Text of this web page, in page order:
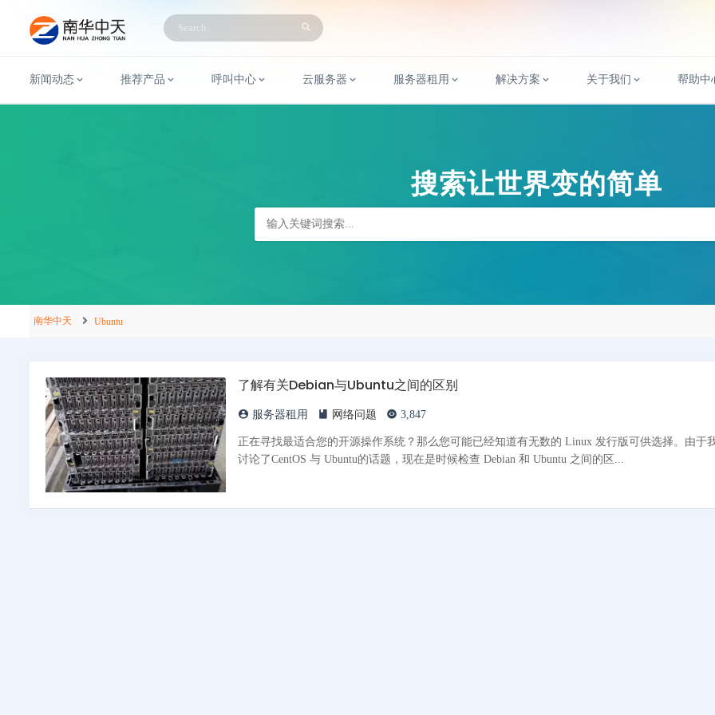
新闻动态 推荐产品 呼叫中心 云服务器 服务器租用 解决方案 关于我们 帮助中
搜索让世界变的简单
南华中天 Ubuntu
了解有关Debian与Ubuntu之间的区别
服务器租用 网络问题 3,847
正在寻找最适合您的开源操作系统？那么您可能已经知道有无数的 Linux 发行版可供选择。由于
讨论了CentOS 与 Ubuntu的话题，现在是时候检查 Debian 和 Ubuntu 之间的区...